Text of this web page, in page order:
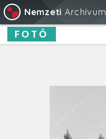
Nemzeti Archívum
FOTÓ